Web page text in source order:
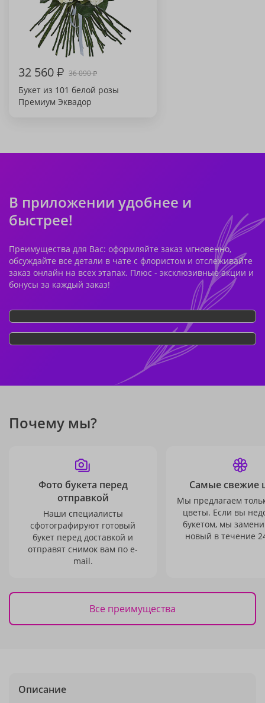
32 560₽ 36 090₽
Букет из 101 белой розы
Премиум Эквадор
В приложении удобнее и
быстрее!
Преимущества для Вас: оформляйте заказ мгновенно,
обсуждайте все детали в чате с флористом и отслеживайте
заказ онлайн на всех этапах. Плюс - эксклюзивные акции и
бонусы за каждый заказ!
Почему мы?
Фото букета перед
отправкой
Наши специалисты
сфотографируют готовый
букет перед доставкой и
отправят снимок вам по e-
mail.
Самые свежие
Мы предлагаем
цветы. Если вы
букетом, мы
новый в течение
Все преимущества
Описание